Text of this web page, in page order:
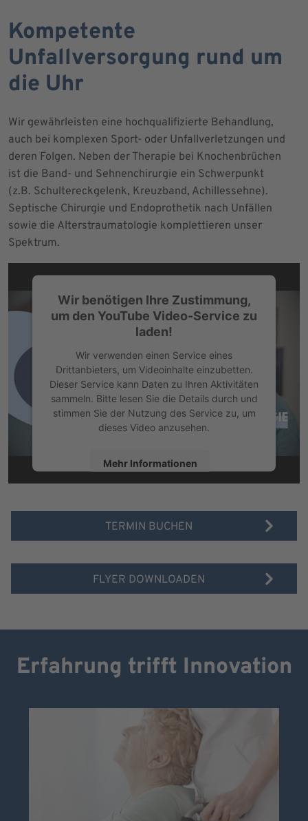
Kompetente
Unfallversorgung rund um
die Uhr
Wir gewährleisten eine hochqualifizierte Behandlung,
auch bei komplexen Sport- oder Unfallverletzungen und
deren Folgen. Neben der Therapie bei Knochenbrüchen
ist die Band- und Sehnenchirurgie ein Schwerpunkt
(z.B. Schultereckgelenk, Kreuzband, Achillessehne).
Septische Chirurgie und Endoprothetik nach Unfällen
sowie die Alterstraumatologie komplettieren unser
Spektrum.
Wir benötigen Ihre Zustimmung,
um den YouTube Video-Service zu
laden!
Wir verwenden einen Service eines
Drittanbieters, um Videoinhalte einzubetten.
Dieser Service kann Daten zu Ihren Aktivitäten
sammeln. Bitte lesen Sie die Details durch und
stimmen Sie der Nutzung des Service zu, um
dieses Video anzusehen.
Mehr Informationen
powered byUsercentrics Consent
Management Platform
TERMIN BUCHEN
FLYER DOWNLOADEN
Erfahrung trifft Innovation